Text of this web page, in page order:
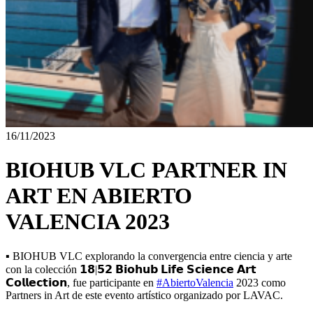
16/11/2023
BIOHUB VLC PARTNER IN
ART EN ABIERTO
VALENCIA 2023
▪ BIOHUB VLC explorando la convergencia entre ciencia y arte
con la colección 𝟭𝟴|𝟱𝟮 𝗕𝗶𝗼𝗵𝘂𝗯 𝗟𝗶𝗳𝗲 𝗦𝗰𝗶𝗲𝗻𝗰𝗲 𝗔𝗿𝘁
𝗖𝗼𝗹𝗹𝗲𝗰𝘁𝗶𝗼𝗻, fue participante en #AbiertoValencia 2023 como
Partners in Art de este evento artístico organizado por LAVAC.